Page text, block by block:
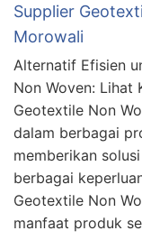
Supplier
Morowali
Alternatif Efisien
Non Woven: Lihat
Geotextile Non
dalam berbagai
memberikan
berbagai
Geotextile Non
manfaat produk